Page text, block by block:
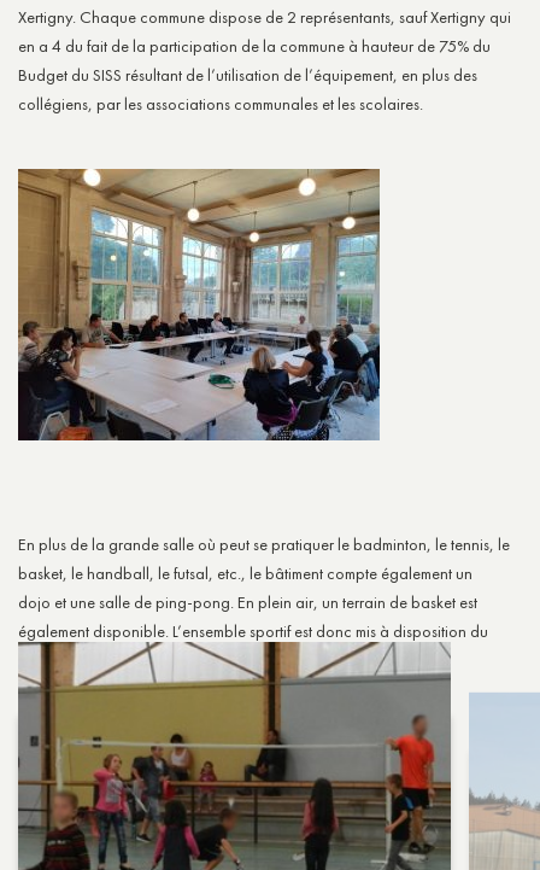
Xertigny. Chaque commune dispose de 2 représentants, sauf Xertigny qui
en a 4 du fait de la participation de la commune à hauteur de 75% du
Budget du SISS résultant de l’utilisation de l’équipement, en plus des
collégiens, par les associations communales et les scolaires.
En plus de la grande salle où peut se pratiquer le badminton, le tennis, le
basket, le handball, le futsal, etc., le bâtiment compte également un
dojo et une salle de ping-pong. En plein air, un terrain de basket est
également disponible. L’ensemble sportif est donc mis à disposition du
collège, des écoles et des associations sportives.